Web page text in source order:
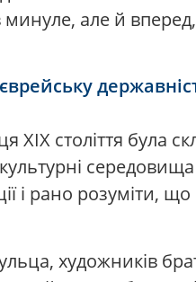
але й
століття була
і рано розуміти,
художників